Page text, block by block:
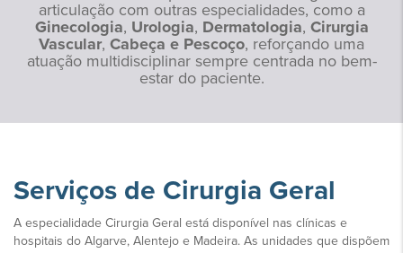
articulação com outras especialidades, como a
Ginecologia, Urologia, Dermatologia, Cirurgia
Vascular, Cabeça e Pescoço, reforçando uma
atuação multidisciplinar sempre centrada no bem-
estar do paciente.
Serviços de Cirurgia Geral
A especialidade Cirurgia Geral está disponível nas clínicas e
hospitais do Algarve, Alentejo e Madeira. As unidades que dispõem